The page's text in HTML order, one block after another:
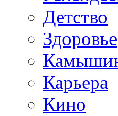
Детство
Здоровье
Карьера
Кино